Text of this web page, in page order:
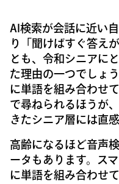
AI検索が会話に近い
り「聞けばすぐ答え
とも、令和シニアに
た理由の一つでしょ
に単語を組み合わせ
で尋ねられるほうが
きたシニア層には直
高齢になるほど音声
ータもあります。ス
に単語を組み合わせ